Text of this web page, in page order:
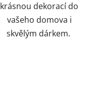
krásnou dekorací do
vašeho domova i
skvělým dárkem.